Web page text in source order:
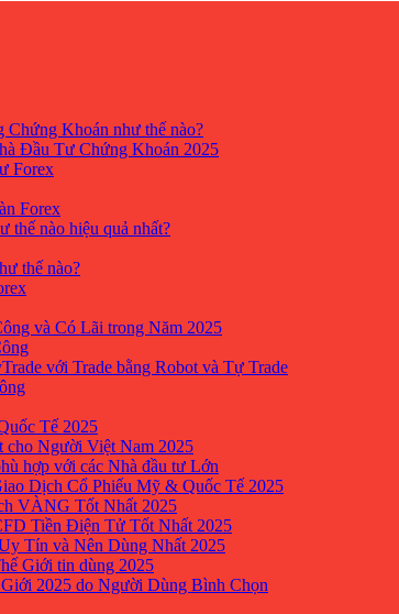
Khoán như thế nào?
Đầu Tư Chứng Khoán 2025
Forex
Forex
thế nào hiệu quả nhất?
thế nào?
và Có Lãi trong Năm 2025
với Trade bằng Robot và Tự Trade
Tế 2025
cho Người Việt Nam 2025
hợp với các Nhà đầu tư Lớn
Dịch Cổ Phiếu Mỹ & Quốc Tế 2025
VÀNG Tốt Nhất 2025
Tiền Điện Tử Tốt Nhất 2025
Tín và Nên Dùng Nhất 2025
Giới tin dùng 2025
2025 do Người Dùng Bình Chọn